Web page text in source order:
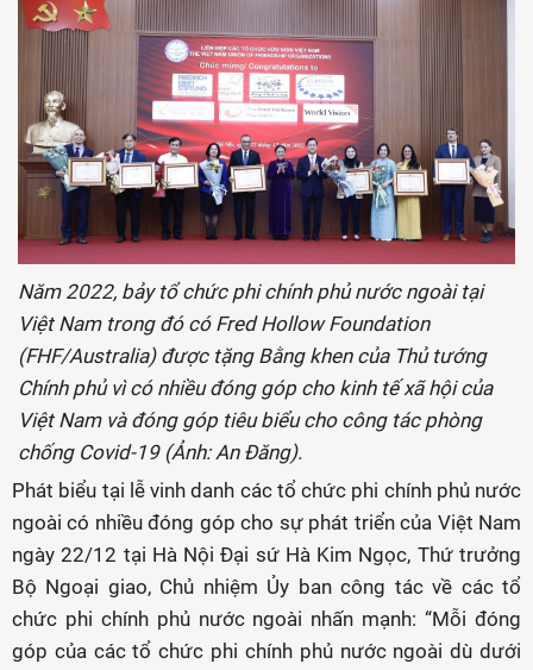
Năm 2022, bảy tổ chức phi chính phủ nước ngoài tại
Việt Nam trong đó có Fred Hollow Foundation
(FHF/Australia) được tặng Bằng khen của Thủ tướng
Chính phủ vì có nhiều đóng góp cho kinh tế xã hội của
Việt Nam và đóng góp tiêu biểu cho công tác phòng
chống Covid-19 (Ảnh: An Đăng).
Phát biểu tại lễ vinh danh các tổ chức phi chính phủ nước
ngoài có nhiều đóng góp cho sự phát triển của Việt Nam
ngày 22/12 tại Hà Nội Đại sứ Hà Kim Ngọc, Thứ trưởng
Bộ Ngoại giao, Chủ nhiệm Ủy ban công tác về các tổ
chức phi chính phủ nước ngoài nhấn mạnh: “Mỗi đóng
góp của các tổ chức phi chính phủ nước ngoài dù dưới